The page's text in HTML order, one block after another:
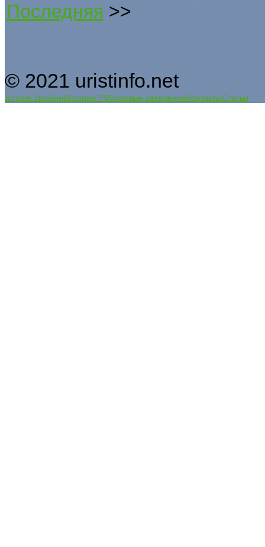
Последняя >>
© 2021 uristinfo.net
Історія УкраїниИстория РФИсковые заявленияКонтактыСтатьи